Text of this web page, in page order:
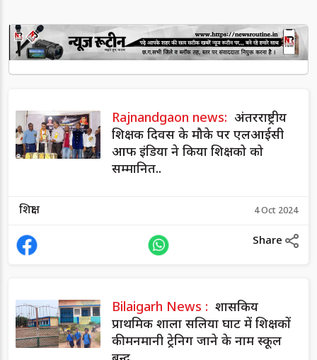
Rajnandgaon news: अंतरराष्ट्रीय
शिक्षक दिवस के मौके पर एलआईसी
आफ इंडिया ने किया शिक्षको को
सम्मानित..
शिक्षा 4 Oct 2024
Share
Bilaigarh News : शासकिय
प्राथमिक शाला सलिया घाट में शिक्षकों
की मनमानी ट्रेनिग जाने के नाम स्कूल